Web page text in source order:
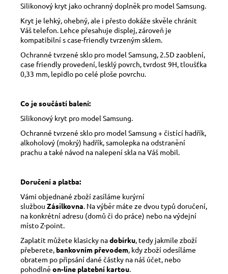
Silikonový kryt jako ochranný doplněk pro model Samsung.
Kryt je lehký, ohebný, ale i přesto dokáže skvěle chránit
Váš telefon. Lehce přesahuje displej, zároveň je
kompatibilní s case-friendly tvrzeným sklem.
Ochranné tvrzené sklo pro model Samsung, 2.5D zaoblení,
case friendly provedení, lesklý povrch, tvrdost 9H, tloušťka
0,33 mm, lepidlo po celé ploše povrchu.
Co je součástí balení:
Silikonový kryt pro model Samsung.
Ochranné tvrzené sklo pro model Samsung + čistící hadřík,
alkoholový (mokrý) hadřík, samolepka na odstranění
prachu a také návod na nalepení skla na Váš mobil.
Doručení a platba:
Vámi objednané zboží zasíláme kurýrní
službou Zásilkovna . Na výběr máte ze dvou typů doručení,
na konkrétní adresu (domů či do práce) nebo na výdejní
místo Z-point.
Zaplatit můžete klasicky nadobírku , tedy jakmile zboží
přeberete, bankovním převodem , kdy zboží odesíláme
obratem po připsání dané částky na náš účet, nebo
pohodlně on-line platební kartou